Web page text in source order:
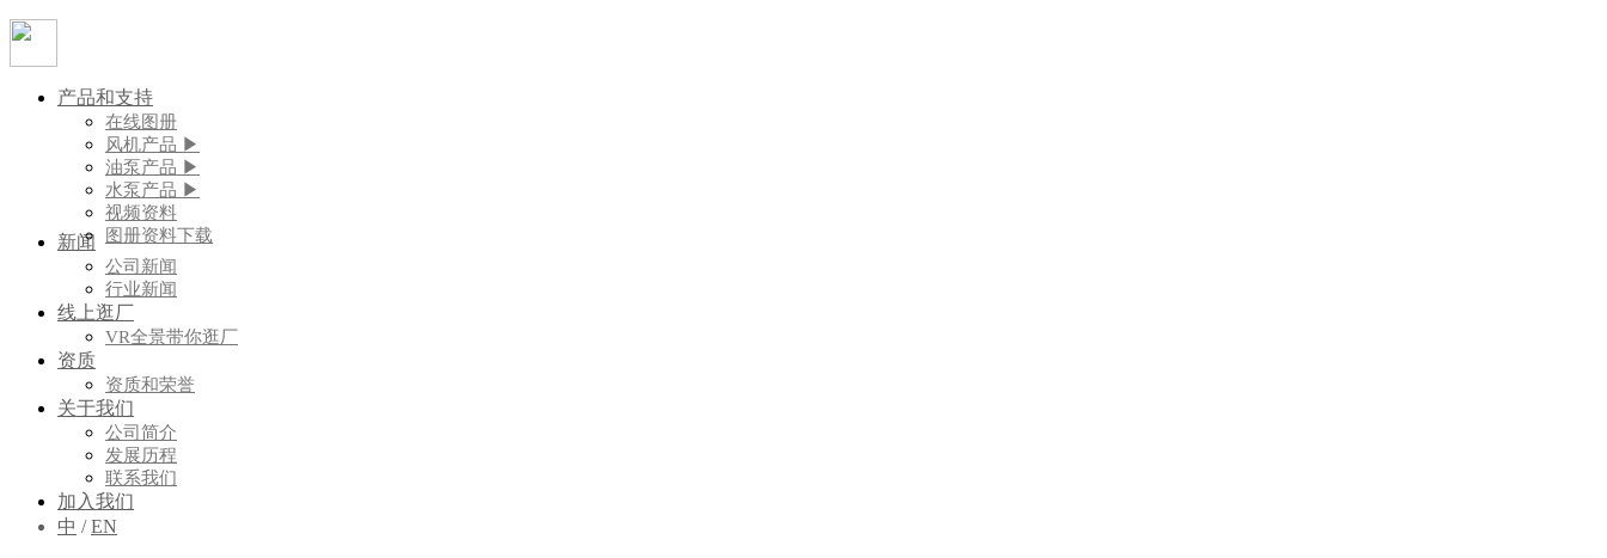
产品和支持
在线图册
风机产品 ▶
油泵产品 ▶
水泵产品 ▶
视频资料
图册资料下载
新闻
公司新闻
行业新闻
线上逛厂
VR全景带你逛厂
资质
资质和荣誉
关于我们
公司简介
发展历程
联系我们
加入我们
中 /EN